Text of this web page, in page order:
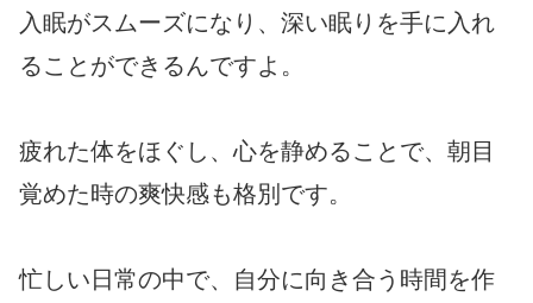
入眠がスムーズになり、深い眠りを手に入れ
ることができるんですよ。
疲れた体をほぐし、心を静めることで、朝目
覚めた時の爽快感も格別です。
忙しい日常の中で、自分に向き合う時間を作